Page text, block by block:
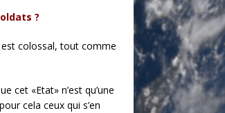
?
est colossal, tout comme
cet «Etat» n’est qu’une
cela ceux qui s’en